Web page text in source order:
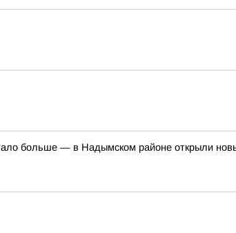
больше — в Надымском районе открыли